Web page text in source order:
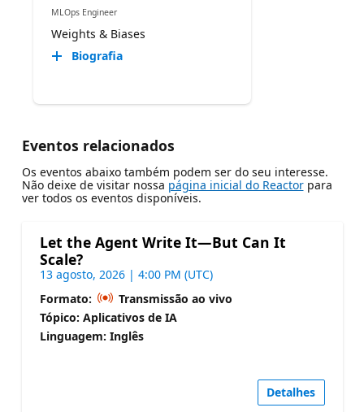
MLOps Engineer
Weights & Biases
Biografia
Eventos relacionados
Os eventos abaixo também podem ser do seu interesse.
Não deixe de visitar nossa página inicial do Reactorpara
ver todos os eventos disponíveis.
Let the Agent Write It—But Can It
Scale?
13 agosto, 2026 | 4:00 PM (UTC)
Formato:
Transmissão ao vivo
Tópico: Aplicativos de IA
Linguagem: Inglês
Detalhes